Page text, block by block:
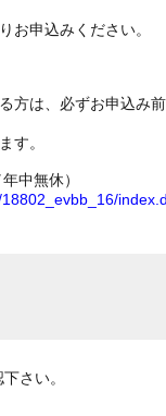
お申込みください。
方は、必ずお申込み
す。
中無休）
さい。